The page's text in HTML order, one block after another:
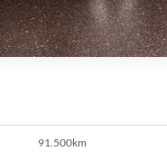
91.500km